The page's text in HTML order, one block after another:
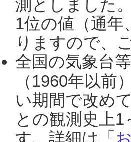
測としました
1位の値（通
りますので、
全国の気象台
（1960年以
い期間で改め
との観測史上
す。詳細は「